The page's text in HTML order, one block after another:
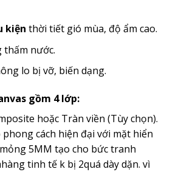
kiện thời tiết gió mùa, độ ẩm cao.
thấm nước.
lo bị vỡ, biến dạng.
gồm 4 lớp:
hoặc Tràn viền (Tùy chọn).
cách hiện đại với mặt hiển
5MM tạo cho bức tranh
tinh tế k bị 2quá dày dặn. vì